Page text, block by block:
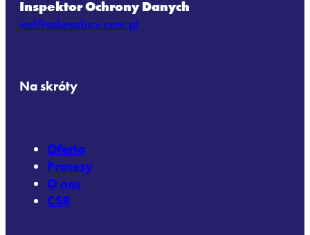
Inspektor Ochrony Danych
iod@adamsbox.com.pl
Na skróty
Oferta
Procesy
O nas
CSR